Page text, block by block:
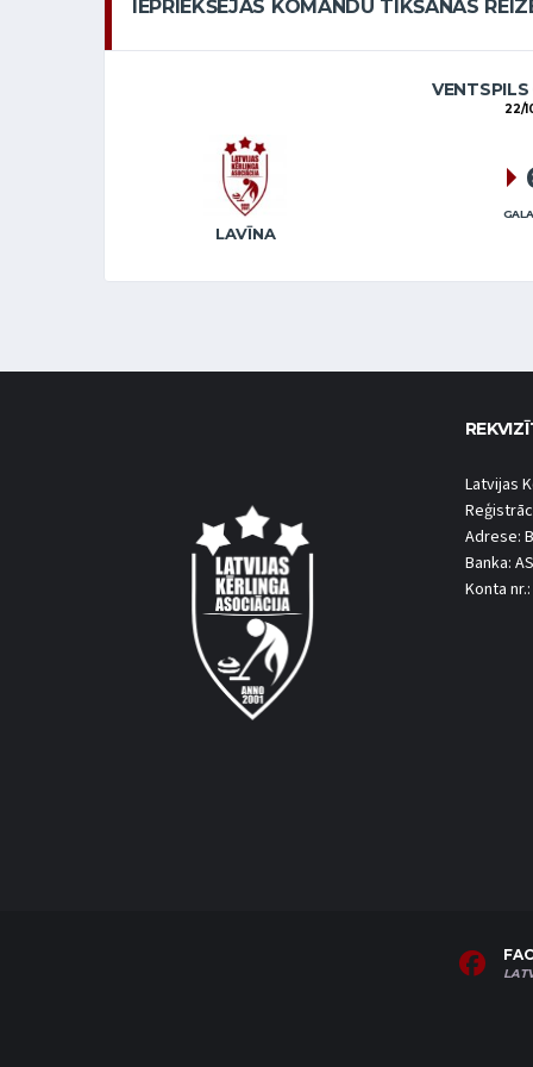
IEPRIEKŠĒJĀS KOMANDU TIKŠANĀS
22/
LAVĪNA
Latvijas
Adrese:
Banka:
Konta